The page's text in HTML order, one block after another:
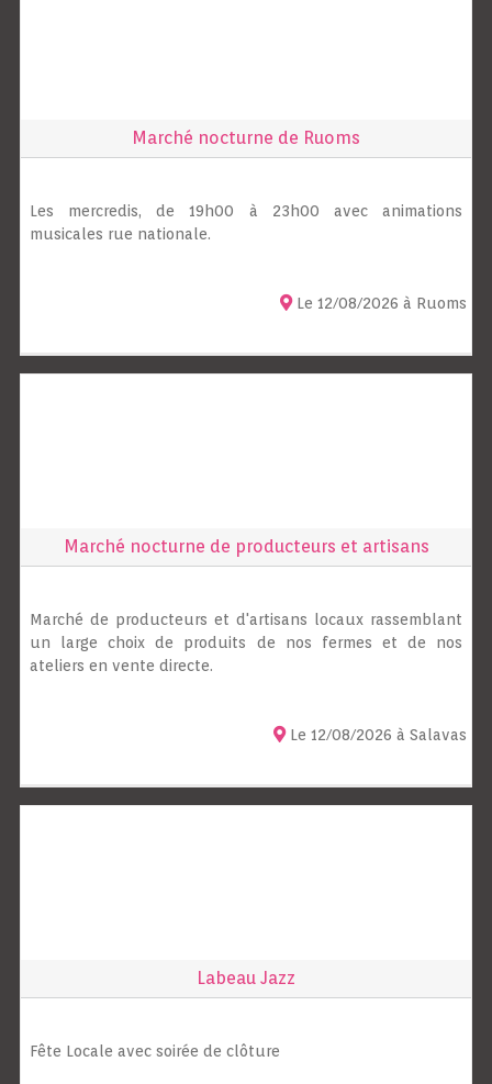
Marché nocturne de Ruoms
Les mercredis, de 19h00 à 23h00 avec animations
musicales rue nationale.
Le 12/08/2026 à Ruoms
Marché nocturne de producteurs et artisans
Marché de producteurs et d'artisans locaux rassemblant
un large choix de produits de nos fermes et de nos
ateliers en vente directe.
Le 12/08/2026 à Salavas
Labeau Jazz
Fête Locale avec soirée de clôture